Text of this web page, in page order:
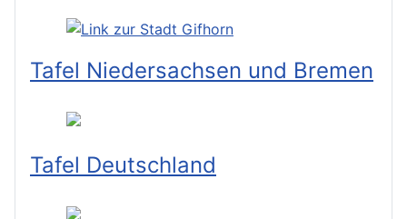
Tafel Niedersachsen und Bremen
Tafel Deutschland